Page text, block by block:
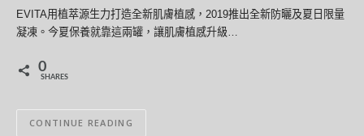
EVITA用植萃源生力打造全新肌膚植感，2019推出全新防曬及夏日限量
凝凍。今夏保養就靠這兩罐，讓肌膚植感升級…
0
SHARES
CONTINUE READING